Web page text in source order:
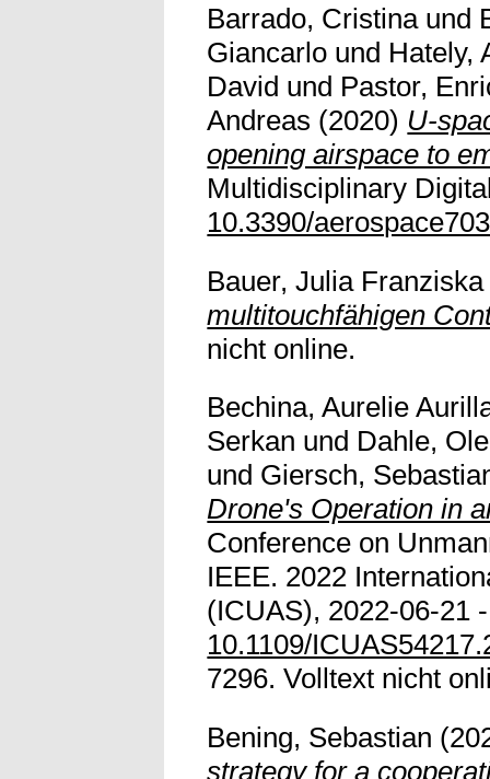
Barrado, Cristinaund
Giancarlo und Hately,
David und Pastor,
Andreas (2020) U-
opening airspace to
Multidisciplinary
10.3390/
Bauer, Julia Franziska
multitouchfähigen
nicht online.
Bechina, Aurelie
Serkan und Dahle,
und Giersch,
Drone's Operation in
Conference on
IEEE. 2022
(ICUAS), 2022-06-21
10.1109/
7296. Volltext nicht
Bening, Sebastian
strategy for a